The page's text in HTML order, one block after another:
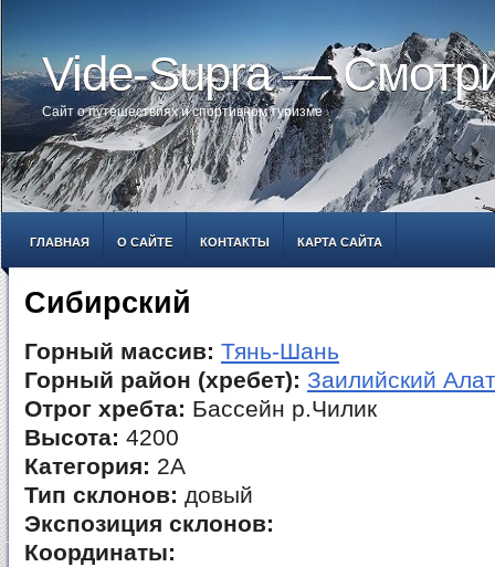
Vide-Supra —
Сайт о путешествиях и спортивном туризме
ГЛАВНАЯ О САЙТЕ КОНТАКТЫ КАРТА САЙТА
Сибирский
Горный массив: Тянь-Шань
Горный район (хребет): Заилийский
Отрог хребта: Бассейн р.Чилик
Высота: 4200
Категория: 2А
Тип склонов: довый
Экспозиция склонов:
Координаты: